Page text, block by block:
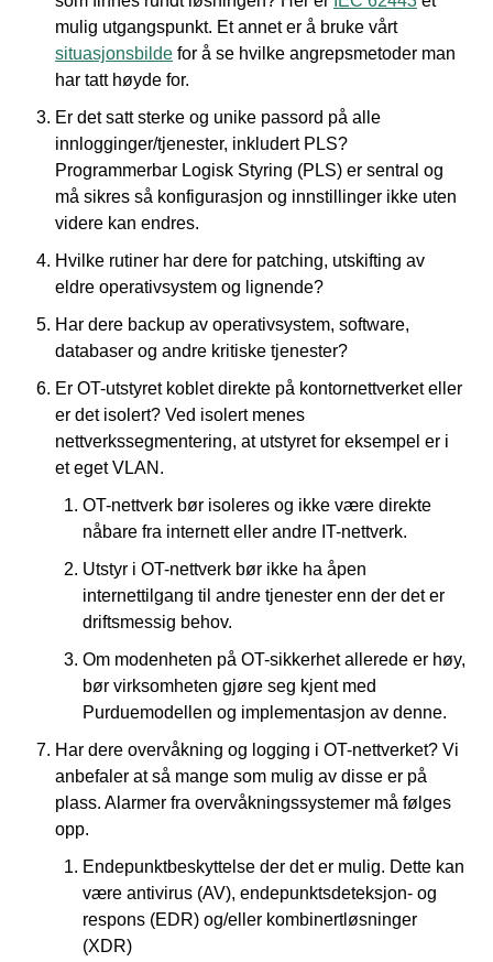
mulig utgangspunkt. Et annet er å bruke vårt
situasjonsbilde for å se hvilke angrepsmetoder man
har tatt høyde for.
Er det satt sterke og unike passord på alle
innlogginger/tjenester, inkludert PLS?
Programmerbar Logisk Styring (PLS) er sentral og
må sikres så konfigurasjon og innstillinger ikke uten
videre kan endres.
Hvilke rutiner har dere for patching, utskifting av
eldre operativsystem og lignende?
Har dere backup av operativsystem, software,
databaser og andre kritiske tjenester?
Er OT-utstyret koblet direkte på kontornettverket eller
er det isolert? Ved isolert menes
nettverkssegmentering, at utstyret for eksempel er i
et eget VLAN.
OT-nettverk bør isoleres og ikke være direkte
nåbare fra internett eller andre IT-nettverk.
Utstyr i OT-nettverk bør ikke ha åpen
internettilgang til andre tjenester enn der det er
driftsmessig behov.
Om modenheten på OT-sikkerhet allerede er høy,
bør virksomheten gjøre seg kjent med
Purduemodellen og implementasjon av denne.
Har dere overvåkning og logging i OT-nettverket? Vi
anbefaler at så mange som mulig av disse er på
plass. Alarmer fra overvåkningssystemer må følges
opp.
Endepunktbeskyttelse der det er mulig. Dette kan
være antivirus (AV), endepunktsdeteksjon- og
respons (EDR) og/eller kombinertløsninger
(XDR)